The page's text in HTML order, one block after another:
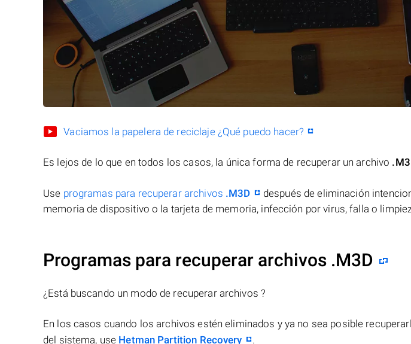
Vaciamos la papelera de reciclaje ¿Qué puedo hacer?
Es lejos de lo que en todos los casos, la única forma de recuperar un archivo
Use programas para recuperar archivos .M3D
después de eliminación
memoria de dispositivo o la tarjeta de memoria, infección por virus, falla o
Programas para recuperar archivos .M3D
¿Está buscando un modo de recuperar archivos ?
En los casos cuando los archivos estén eliminados y ya no sea posible
del sistema, use Hetman Partition Recovery .